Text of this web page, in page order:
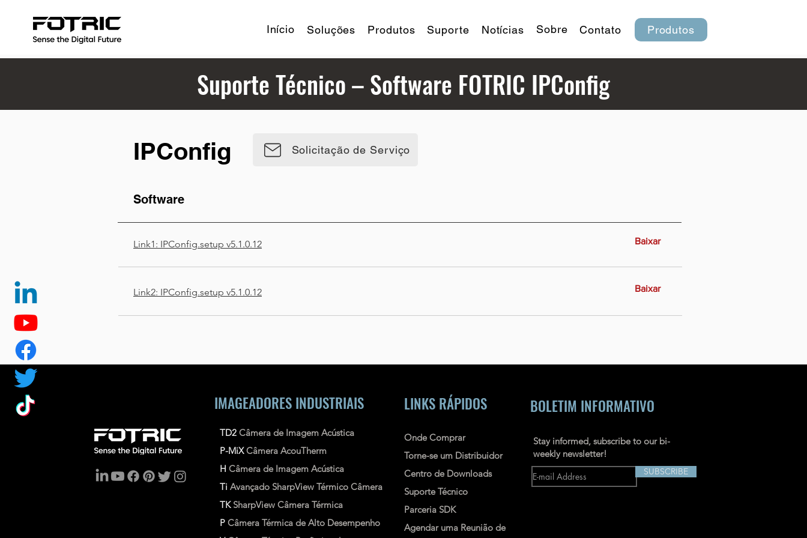
Início Soluções Produtos Suporte Notícias Sobre Contato Produtos
Suporte Técnico – Software FOTRIC IPConfig
IPConfig Solicitação de Serviço
Software
Link1: IPConfig.setup v5.1.0.12 Baixar
Link2: IPConfig.setup v5.1.0.12 Baixar
IMAGEADORES INDUSTRIAIS
TD2 Câmera de Imagem Acústica
P-MiXCâmera AcouTherm
H Câmera de Imagem Acústica
Ti Avançado SharpView Térmico Câmera
TK SharpView Câmera Térmica
P Câmera Térmica de Alto Desempenho
LINKS RÁPIDOS
Onde Comprar
Torne-se um Distribuidor
Centro de Downloads
Suporte Técnico
Parceria SDK
Agendar uma Reunião de
BOLETIM INFORMATIVO
Stay informed, subscribe to our bi-
weekly newsletter!
SUBSCRIBE